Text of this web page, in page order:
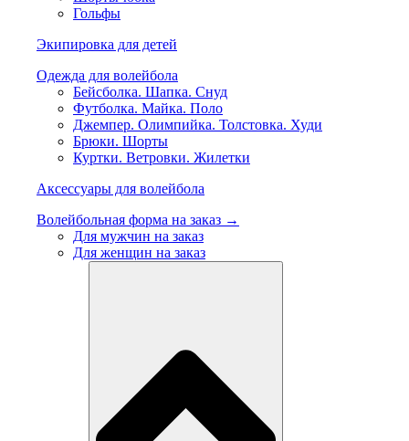
Гольфы
Экипировка для детей
Одежда для волейбола
Бейсболка. Шапка. Снуд
Футболка. Майка. Поло
Джемпер. Олимпийка. Толстовка. Худи
Брюки. Шорты
Куртки. Ветровки. Жилетки
Аксессуары для волейбола
Волейбольная форма на заказ →
Для мужчин на заказ
Для женщин на заказ